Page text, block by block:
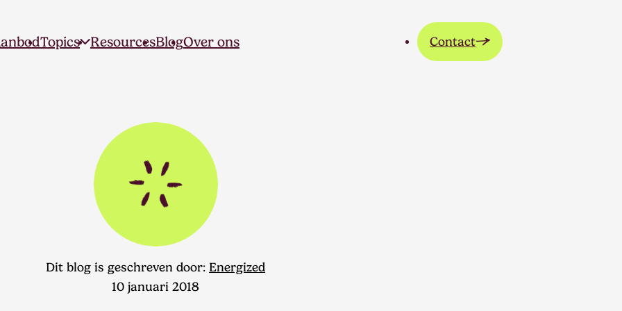
Topics ResourcesBlogOver ons Contact
Dit blog is geschreven door: Energized
10 januari 2018